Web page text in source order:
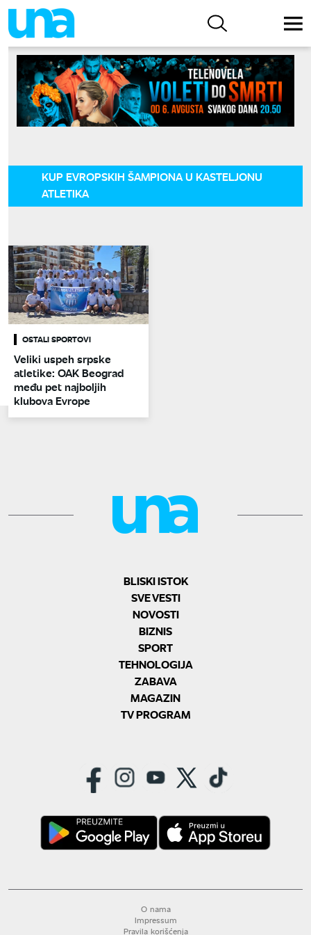
KUP EVROPSKIH ŠAMPIONA U KASTELJONU
ATLETIKA
OSTALI SPORTOVI
Veliki uspeh srpske
atletike: OAK Beograd
među pet najboljih
klubova Evrope
BLISKI ISTOK
SVE VESTI
NOVOSTI
BIZNIS
SPORT
TEHNOLOGIJA
ZABAVA
MAGAZIN
TV PROGRAM
O nama
Impressum
Pravila korišćenja